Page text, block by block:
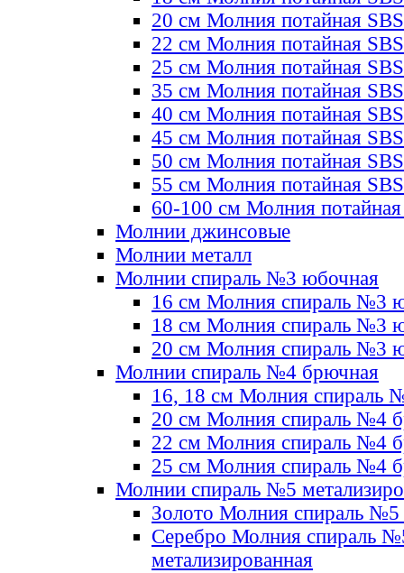
20 см Молния потайная SBS
22 см Молния потайная SBS
25 см Молния потайная SBS
35 см Молния потайная SBS
40 см Молния потайная SBS
45 см Молния потайная SBS
50 см Молния потайная SBS
55 см Молния потайная SBS
60-100 см Молния
Молнии джинсовые
Молнии металл
Молнии спираль №3 юбочная
16 см Молния спираль №3
18 см Молния спираль №3
20 см Молния спираль №3
Молнии спираль №4 брючная
16, 18 см Молния спираль
20 см Молния спираль №4
22 см Молния спираль №4
25 см Молния спираль №4
Молнии спираль №5
Золото Молния спираль №5
Серебро Молния спираль
метализированная